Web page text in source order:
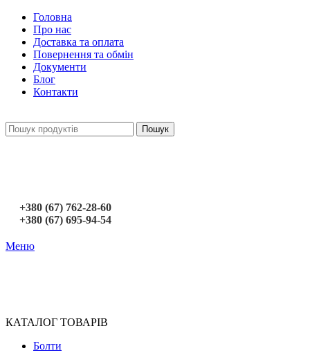
Головна
Про нас
Доставка та оплата
Повернення та обмін
Документи
Блог
Контакти
Пошук
+380 (67) 762-28-60
+380 (67) 695-94-54
Меню
КАТАЛОГ ТОВАРІВ
Болти